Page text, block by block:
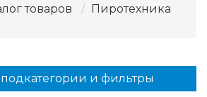
товаров
Пиротехника
подкатегории и фильтры